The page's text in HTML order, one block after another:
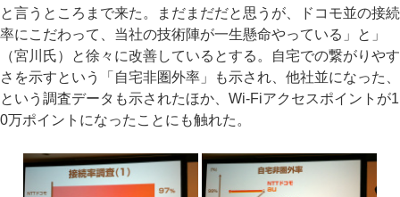
と言うところまで来た。まだまだだと思うが、ドコモ並の接続
率にこだわって、当社の技術陣が一生懸命やっている」と」
（宮川氏）と徐々に改善しているとする。自宅での繋がりやす
さを示すという「自宅非圏外率」も示され、他社並になった、
という調査データも示されたほか、Wi-Fiアクセスポイントが1
0万ポイントになったことにも触れた。